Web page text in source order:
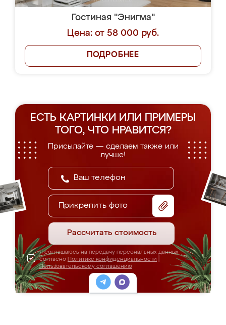
Гостиная "Энигма"
Цена: от 58 000 руб.
ПОДРОБНЕЕ
ЕСТЬ КАРТИНКИ ИЛИ ПРИМЕРЫ
ТОГО, ЧТО НРАВИТСЯ?
Присылайте — сделаем также или
лучше!
Прикрепить фото
Рассчитать стоимость
Я соглашаюсь на передачу персональных данных
согласно Политике конфиденциальности
Пользовательскому соглашению